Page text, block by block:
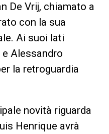
De Vrij, chiamato a
con la sua
Ai suoi lati
Alessandro
la retroguardia
novità riguarda
Henrique avrà